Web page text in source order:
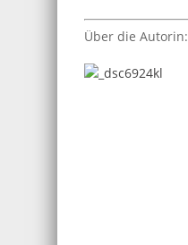
Über die Autorin: